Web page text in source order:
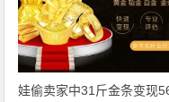
娃偷卖家中31斤金条变现